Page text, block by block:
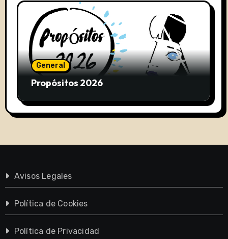
General
Propósitos 2026
Avisos Legales
Política de Cookies
Política de Privacidad